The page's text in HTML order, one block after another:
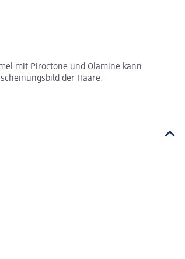
mit Piroctone und Olamine kann
der Haare.